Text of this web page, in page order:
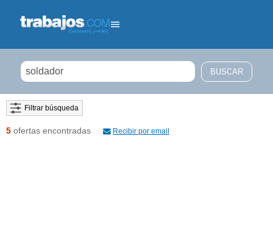
Filtrar búsqueda
5 ofertas encontradas Recibir por email